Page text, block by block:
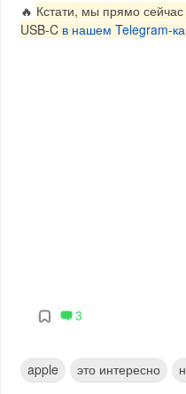
🔥 Кстати, мы прямо
USB-C в нашем Telegram-
3
apple это интересно